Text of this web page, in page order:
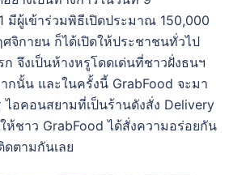
มีผู้เข้าร่วมพิธีเปิดประมาณ 150,000
จิกายน ก็ได้เปิดให้ประชาชนทั่วไป
ก จึงเป็นห้างหรูโดดเด่นที่ชาวฝั่งธนฯ
กนั้น และในครั้งนี้ GrabFood จะมา
อคอนสยามที่เป็นร้านดังสั่ง Delivery
ห้ชาว GrabFood ได้สั่งความอร่อยกัน
ดตามกันเลย